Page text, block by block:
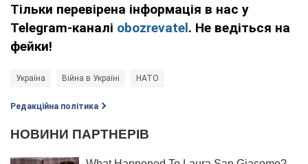
Тільки перевірена інформація в нас у
Telegram-каналі obozrevatel. Не ведіться на
фейки!
Україна Війна в Україні НАТО
Редакційна політика